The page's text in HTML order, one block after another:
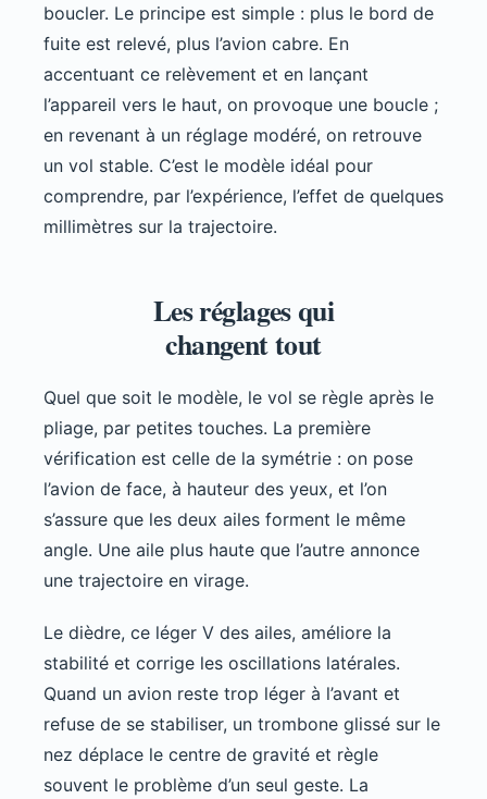
boucler. Le principe est simple : plus le bord de
fuite est relevé, plus l’avion cabre. En
accentuant ce relèvement et en lançant
l’appareil vers le haut, on provoque une boucle ;
en revenant à un réglage modéré, on retrouve
un vol stable. C’est le modèle idéal pour
comprendre, par l’expérience, l’effet de quelques
millimètres sur la trajectoire.
Les réglages qui
changent tout
Quel que soit le modèle, le vol se règle après le
pliage, par petites touches. La première
vérification est celle de la symétrie : on pose
l’avion de face, à hauteur des yeux, et l’on
s’assure que les deux ailes forment le même
angle. Une aile plus haute que l’autre annonce
une trajectoire en virage.
Le dièdre, ce léger V des ailes, améliore la
stabilité et corrige les oscillations latérales.
Quand un avion reste trop léger à l’avant et
refuse de se stabiliser, un trombone glissé sur le
nez déplace le centre de gravité et règle
souvent le problème d’un seul geste. La